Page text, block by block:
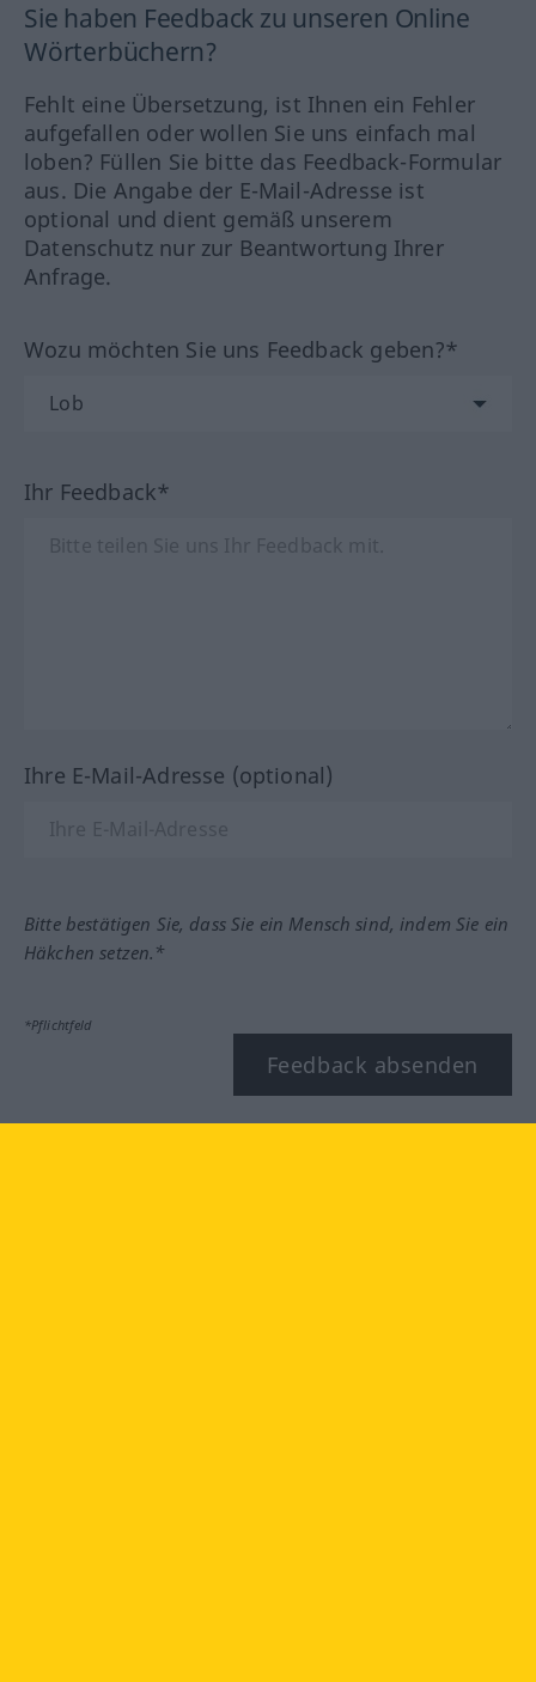
Sie haben Feedback zu unseren Online
Wörterbüchern?
Fehlt eine Übersetzung, ist Ihnen ein Fehler
aufgefallen oder wollen Sie uns einfach mal
loben? Füllen Sie bitte das Feedback-Formular
aus. Die Angabe der E-Mail-Adresse ist
optional und dient gemäß unserem
Datenschutz nur zur Beantwortung Ihrer
Anfrage.
Wozu möchten Sie uns Feedback geben?*
Ihr Feedback*
Ihre E-Mail-Adresse (optional)
Bitte bestätigen Sie, dass Sie ein Mensch sind, indem Sie ein
Häkchen setzen.*
*Pflichtfeld
Feedback absenden